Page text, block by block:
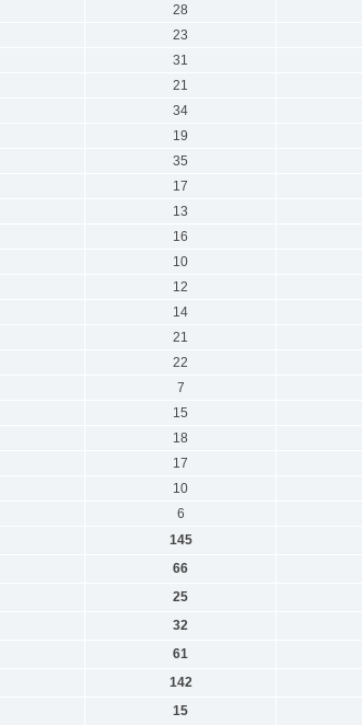
28
23
31
21
34
19
35
17
13
16
10
12
14
21
22
7
15
18
17
10
6
145
66
25
32
61
142
15